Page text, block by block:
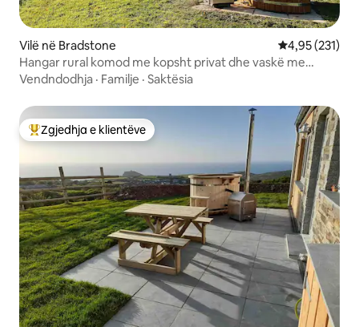
Vilë në Bradstone Vlerësimi
4,95 (231)
Hangar rural komod me kopsht privat dhe vaskë me
hidromasazh
Vendndodhja · Familje · Saktësia
Më të mirat e zgjedhjeve të klientëve
Zgjedhja e klientëve